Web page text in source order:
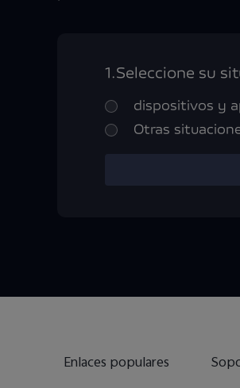
1.Seleccione su
dispositivos y
Otras
Enlaces populares